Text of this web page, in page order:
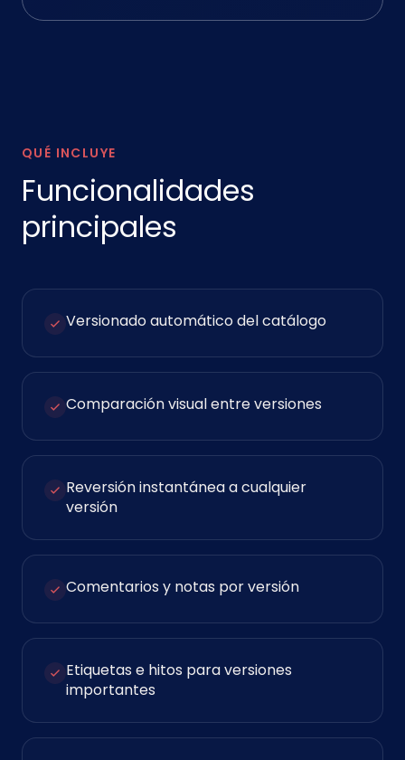
QUÉ INCLUYE
Funcionalidades
principales
Versionado automático del catálogo
Comparación visual entre versiones
Reversión instantánea a cualquier
versión
Comentarios y notas por versión
Etiquetas e hitos para versiones
importantes